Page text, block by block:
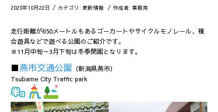
2020年10月22日 / カテゴリ: 更新情報 / 作成者:事務局
走行距離が650メートルもあるゴーカートやサイクルモノレール、複
合遊具などで遊べる公園のご紹介です。
※11月中旬～3月下旬は冬季閉園となります。
■燕市交通公園 （新潟県燕市）
Tsubame City Traffic park